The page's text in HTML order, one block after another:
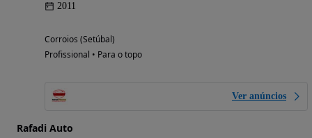
2011
Corroios (Setúbal)
Profissional • Para o topo
Ver anúncios
Rafadi Auto